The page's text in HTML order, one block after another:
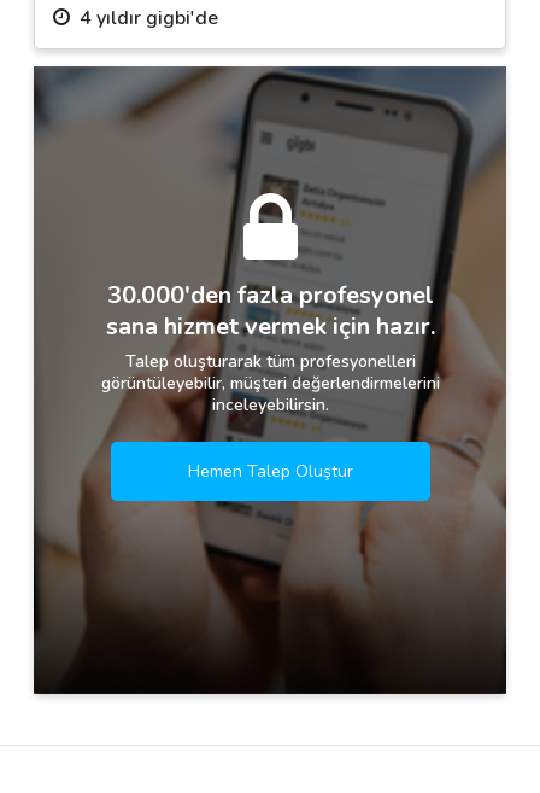
4 yıldır gigbi'de
30.000'den fazla profesyonel
sana hizmet vermek için hazır.
Talep oluşturarak tüm profesyonelleri
görüntüleyebilir, müşteri değerlendirmelerini
inceleyebilirsin.
Hemen Talep Oluştur